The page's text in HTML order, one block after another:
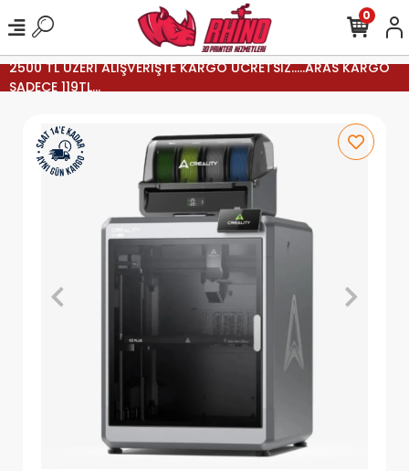
2500 TL ÜZERİ ALIŞVERİŞTE KARGO ÜCRETSİZ.....ARAS KARGO
SADECE 119TL...
0